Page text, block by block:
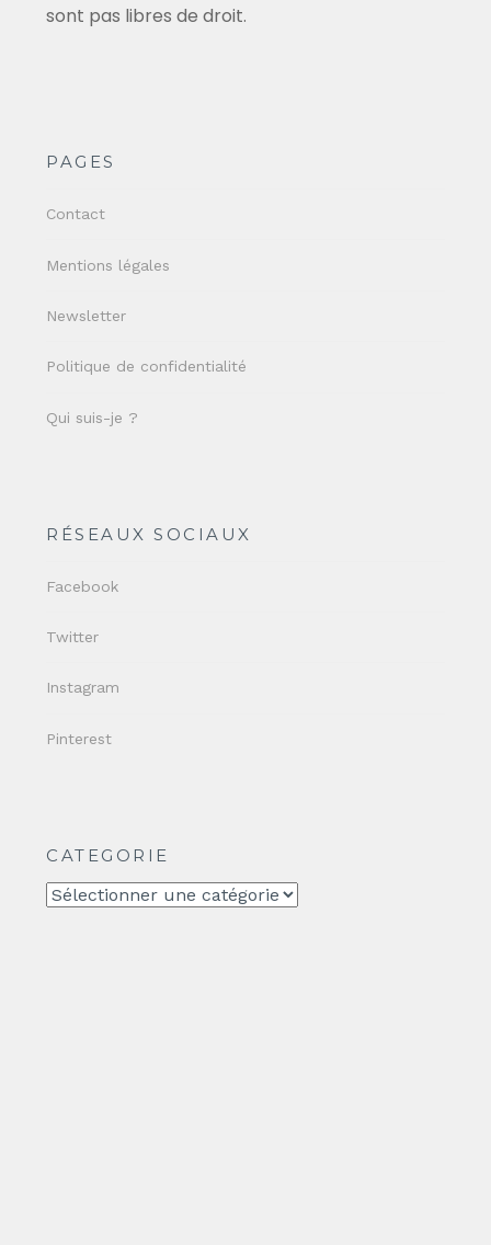
sont pas libres de droit.
PAGES
Contact
Mentions légales
Newsletter
Politique de confidentialité
Qui suis-je ?
RÉSEAUX SOCIAUX
Facebook
Twitter
Instagram
Pinterest
CATEGORIE
CATEGORIE